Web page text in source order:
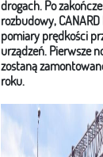
drogach. Po
rozbudowy,
pomiary prędkości
urządzeń. Pierwsze
zostaną
roku.